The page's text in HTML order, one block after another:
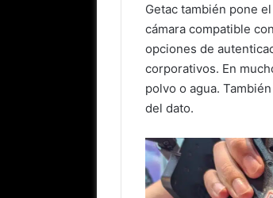
Getac también pone
cámara compatible
opciones de
corporativos. En
polvo o agua.
del dato.